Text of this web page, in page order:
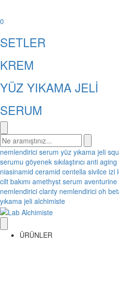
0
SETLER
KREM
YÜZ YIKAMA JELİ
SERUM
nemlendirici serum yüz yıkama jeli
serumu göyenek sıkılaştırıcı anti aging
niasinamid ceramid centella sivilce izi
cilt bakımı amethyst serum aventurine
nemlendirici clarıty nemlendirici oh
yıkama jeli alchimiste
ÜRÜNLER